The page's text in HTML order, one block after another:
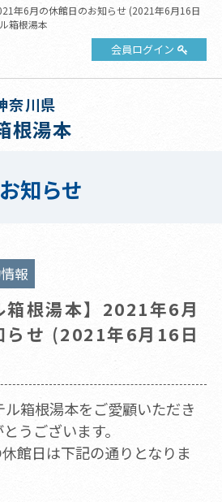
年6月の休館日のお知らせ (2021年6月16日
箱根湯本
会員ログイン
奈川県
根湯本
お知らせ
報
箱根湯本】2021年6月
らせ (2021年6月16日
箱根湯本をご愛顧いただき
うございます。
館日は下記の通りとなりま